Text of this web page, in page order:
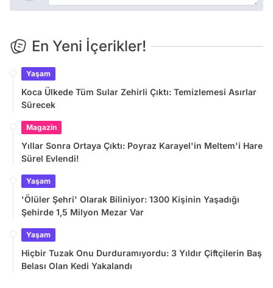
En Yeni İçerikler!
Yaşam
Koca Ülkede Tüm Sular Zehirli Çıktı: Temizlemesi Asırlar
Sürecek
Magazin
Yıllar Sonra Ortaya Çıktı: Poyraz Karayel'in Meltem'i Hare
Sürel Evlendi!
Yaşam
'Ölüler Şehri' Olarak Biliniyor: 1300 Kişinin Yaşadığı
Şehirde 1,5 Milyon Mezar Var
Yaşam
Hiçbir Tuzak Onu Durduramıyordu: 3 Yıldır Çiftçilerin Baş
Belası Olan Kedi Yakalandı